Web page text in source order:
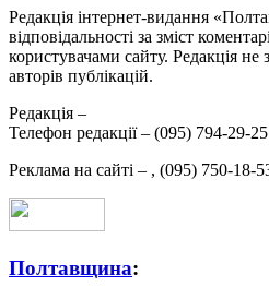
Редакція інтернет-видання
відповідальності за зміст
користувачами сайту. Редакція не
авторів публікацій.
Редакція –
Телефон редакції – (095) 794-29-25
Реклама на сайті – , (095) 750-18-
Полтавщина: